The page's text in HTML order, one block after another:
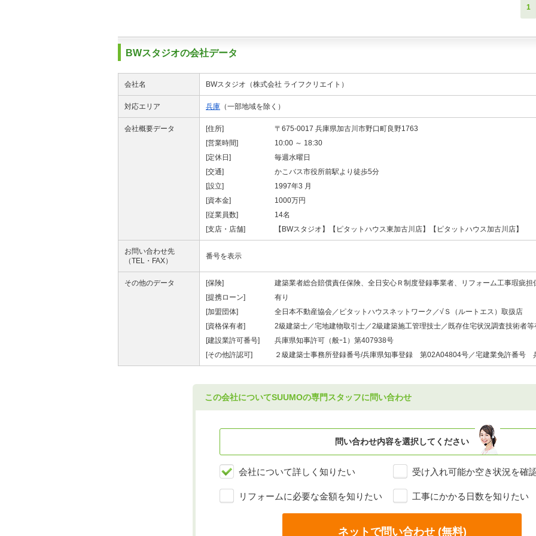
1
BWスタジオの会社データ
会社名 BWスタジオ（株式会社 ライフクリエイト）
対応エリア 兵庫 （一部地域を除く）
会社概要データ [住所]
〒675-0017 兵庫県加古川市野口町良野1763
[営業時間]
10:00 ～ 18:30
[定休日]
毎週水曜日
[交通]
かこバス市役所前駅より徒歩5分
[設立]
1997年3 月
[資本金]
1000万円
[従業員数]
14名
[支店・店舗]
【BWスタジオ】【ピタットハウス東加古川店】【ピタットハウス加古川店】
お問い合わせ先
（TEL・FAX）
番号を表示
その他のデータ [保険]
建築業者総合賠償責任保険、全日安心Ｒ制度登録事業者、リフォーム工事瑕疵担
[提携ローン]
有り
[加盟団体]
全日本不動産協会／ピタットハウスネットワーク／√Ｓ（ルートエス）取扱店
[資格保有者]
2級建築士／宅地建物取引士／2級建築施工管理技士／既存住宅状況調査技術者
[建設業許可番号]
兵庫県知事許可（般ｰ1）第407938号
[その他許認可]
２級建築士事務所登録番号/兵庫県知事登録 第02A04804号／宅建業免許番号
この会社についてSUUMOの専門スタッフに問い合わせ
問い合わせ内容を選択してください
会社について詳しく知りたい 受け入れ可能か空き状況を確
リフォームに必要な金額を知りたい 工事にかかる日数を知りたい
ネットで問い合わせ (無料)